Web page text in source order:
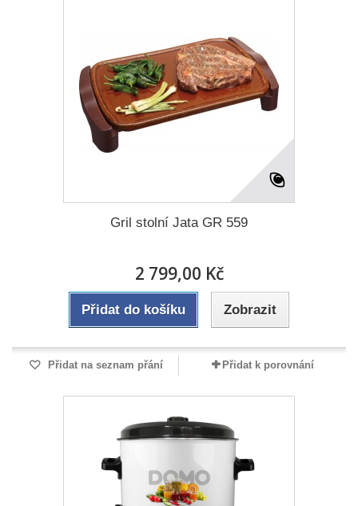
Gril stolní Jata GR 559
2 799,00 Kč
Přidat do košíku Zobrazit
Přidat na seznam přání Přidat k porovnání